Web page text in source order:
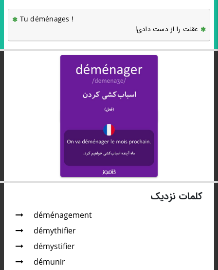
Tu déménages !
عقلت را از دست دادی!
کلمات نزدیک
déménagement
démythifier
démystifier
démunir